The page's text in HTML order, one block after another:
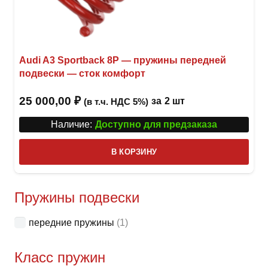
Audi A3 Sportback 8P — пружины передней
подвески — сток комфорт
25 000,00 ₽ (в т.ч. НДС 5%) за 2 шт
Наличие: Доступно для предзаказа
В КОРЗИНУ
Пружины подвески
передние пружины (1)
Класс пружин